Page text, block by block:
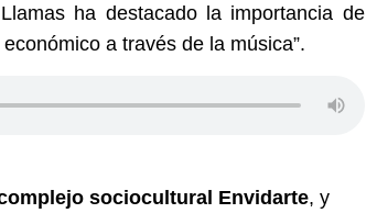
ha destacado la importancia de
a través de la música”.
sociocultural Envidarte, y